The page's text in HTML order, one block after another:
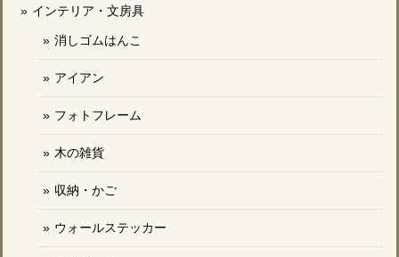
インテリア・文房具
消しゴムはんこ
アイアン
フォトフレーム
木の雑貨
収納・かご
ウォールステッカー